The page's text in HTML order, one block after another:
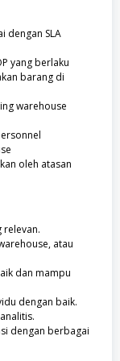
dengan SLA
yang berlaku
barang di
warehouse
oleh atasan
relevan.
atau
dan mampu
dengan baik.
dengan berbagai